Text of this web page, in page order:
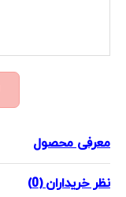
معرفی محصول
نظر خریداران (0)